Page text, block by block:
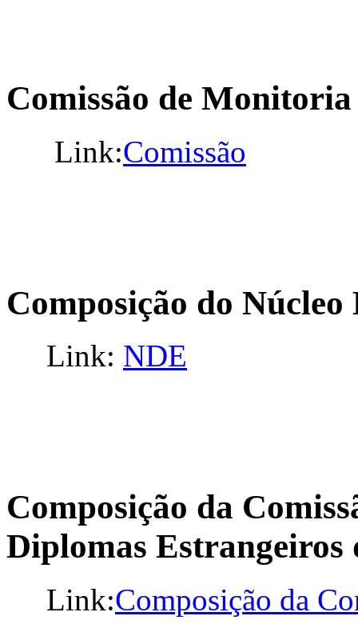
Comissão de
Link:Comissão
Composição do
Link: NDE
Composição da
Diplomas
Link:Composição da